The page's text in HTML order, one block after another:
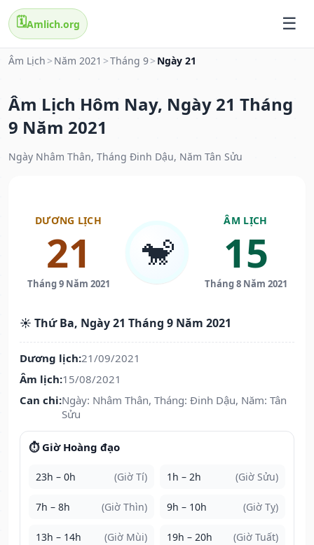
🗓️Amlich.org
Âm Lịch > Năm 2021 >Tháng 9> Ngày 21
Âm Lịch Hôm Nay, Ngày 21 Tháng
9 Năm 2021
Ngày Nhâm Thân, Tháng Đinh Dậu, Năm Tân Sửu
DƯƠNG LỊCH
21
Tháng 9 Năm 2021
🐒
ÂM LỊCH
15
Tháng 8 Năm 2021
☀️ Thứ Ba, Ngày 21 Tháng 9 Năm 2021
Dương lịch:21/09/2021
Âm lịch:15/08/2021
Can chi:Ngày: Nhâm Thân, Tháng: Đinh Dậu, Năm: Tân
Sửu
⏱️ Giờ Hoàng đạo
23h – 0h (Giờ Tí) 1h – 2h (Giờ Sửu)
7h – 8h (Giờ Thìn) 9h – 10h (Giờ Tỵ)
13h – 14h (Giờ Mùi) 19h – 20h (Giờ Tuất)